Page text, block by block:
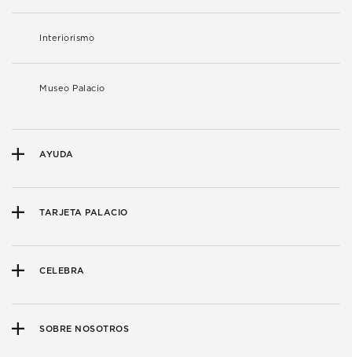
Interiorismo
Museo Palacio
AYUDA
TARJETA PALACIO
CELEBRA
SOBRE NOSOTROS